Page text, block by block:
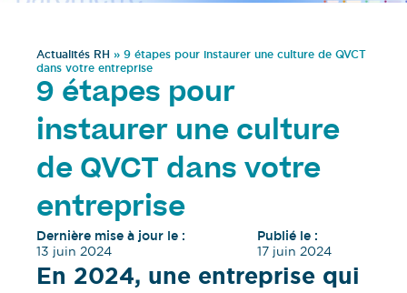
Actualités RH » 9 étapes pour instaurer une culture de QVCT
dans votre entreprise
9 étapes pour
instaurer une culture
de QVCT dans votre
entreprise
Dernière mise à jour le :
13 juin 2024
Publié le :
17 juin 2024
En 2024, une entreprise qui